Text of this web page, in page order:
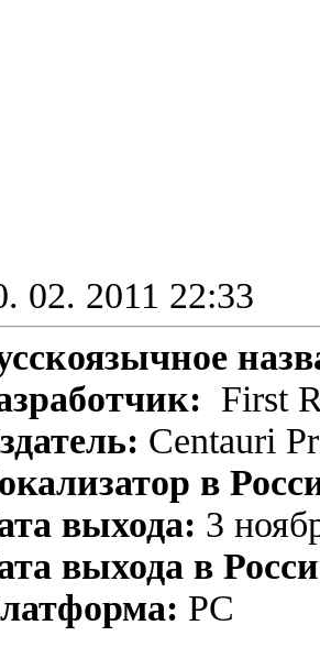
02. 2011 22:33
First
Centauri
в
выхода: 3
выхода в
PC